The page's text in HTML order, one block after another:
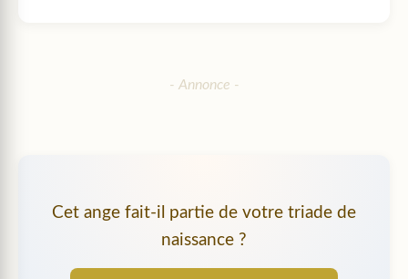
Cet ange fait-il partie de votre triade de
naissance ?